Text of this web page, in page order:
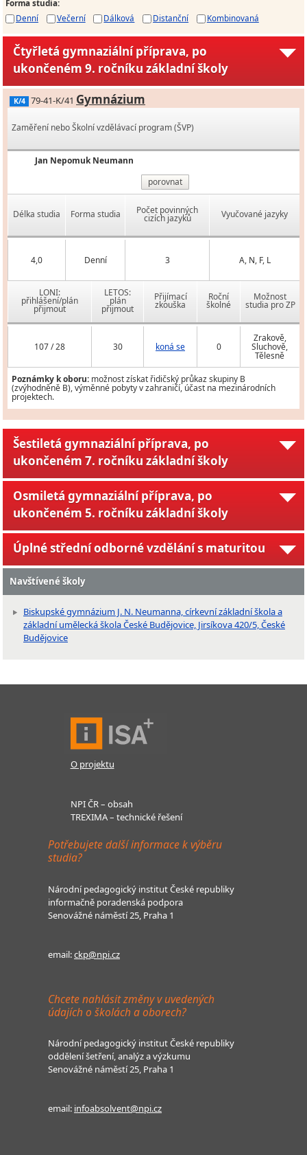
Forma studia:
Denní
Večerní Dálková Distanční Kombinovaná
Čtyřletá gymnaziální příprava, po
ukončeném 9. ročníku základní školy
K/4 79-41-K/41 Gymnázium
Zaměření nebo Školní vzdělávací program (ŠVP)
Jan Nepomuk Neumann
porovnat
Délka studia Forma studia Počet povinných
cizích jazyků Vyučované jazyky
4,0 Denní 3 A, N, F, L
LONI:
přihlášení/plán
přijmout
LETOS:
plán
přijmout
Přijímací
zkouška
Roční
školné
Možnost
studia pro ZP
107 / 28 30 koná se 0
Zrakově,
Sluchově,
Tělesně
Poznámky k oboru: možnost získat řidičský průkaz skupiny B
(zvýhodněně B), výměnné pobyty v zahraničí, účast na mezinárodních
projektech.
Šestiletá gymnaziální příprava, po
ukončeném 7. ročníku základní školy
Osmiletá gymnaziální příprava, po
ukončeném 5. ročníku základní školy
Úplné střední odborné vzdělání s maturitou
Navštívené školy
Biskupské gymnázium J. N. Neumanna, církevní základní škola a
základní umělecká škola České Budějovice, Jirsíkova 420/5, České
Budějovice
O projektu
NPI ČR – obsah
TREXIMA – technické řešení
Potřebujete další informace k výběru
studia?
Národní pedagogický institut České republiky
informačně poradenská podpora
Senovážné náměstí 25, Praha 1
email:ckp@npi.cz
Chcete nahlásit změny v uvedených
údajích o školách a oborech?
Národní pedagogický institut České republiky
oddělení šetření, analýz a výzkumu
Senovážné náměstí 25, Praha 1
email: infoabsolvent@npi.cz